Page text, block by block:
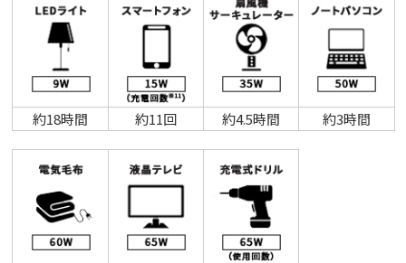
約18時間 約11回 約4.5時間 約3時間